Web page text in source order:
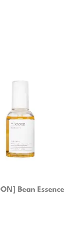
Bean Essence